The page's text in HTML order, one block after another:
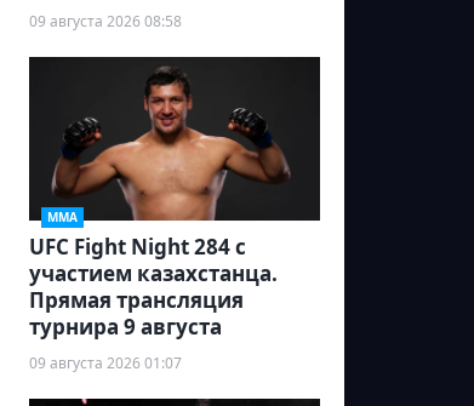
09 августа 2026 08:58
ММА
UFC Fight Night 284 с
участием казахстанца.
Прямая трансляция
турнира 9 августа
09 августа 2026 01:07